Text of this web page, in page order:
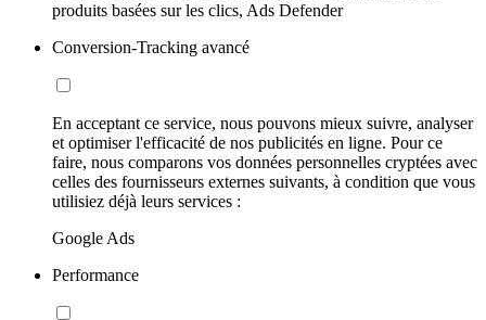
produits basées sur les clics, Ads Defender
Conversion-Tracking avancé
En acceptant ce service, nous pouvons mieux suivre, analyser
et optimiser l'efficacité de nos publicités en ligne. Pour ce
faire, nous comparons vos données personnelles cryptées avec
celles des fournisseurs externes suivants, à condition que vous
utilisiez déjà leurs services :
Google Ads
Performance